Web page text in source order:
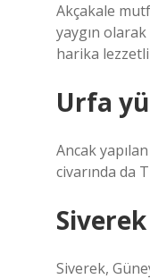
Akçakale
yaygın
harika
Urfa
Ancak
civarında da
Siverek,